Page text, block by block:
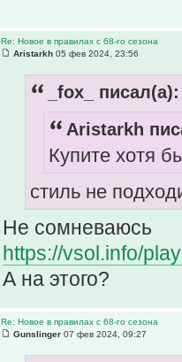
Re: Новое в правилах с 68-го сезона
Aristarkh 05 фев 2024, 23:56
_fox_ писал(а):
Aristarkh
Купите хотя
стиль не
Не сомневаюсь
https://vsol.info/
А на этого?
Re: Новое в правилах с 68-го сезона
Gunslinger 07 фев 2024, 09:27